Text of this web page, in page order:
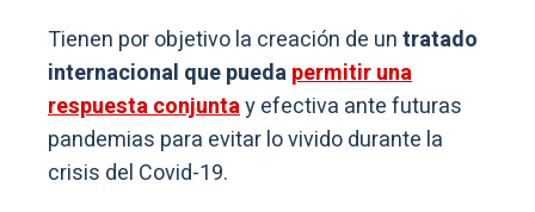
Tienen por objetivo la creación de untratado
internacional que puedapermitir una
respuesta conjuntay efectiva ante futuras
pandemias para evitar lo vivido durante la
crisis del Covid-19.